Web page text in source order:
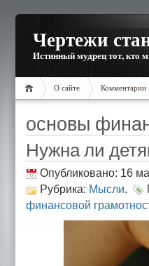
Чертежи
Истинный мудрец тот, кто
О сайте Комментарии
основы
Нужна ли
Опубликовано: 16
Рубрика: Мысли.
финансовой